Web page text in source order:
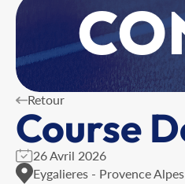
Retour
Course
26 Avril 2026
Eygalieres - Provence